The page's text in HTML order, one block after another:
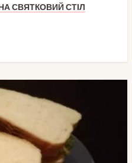
СВЯТКОВИЙ СТІЛ